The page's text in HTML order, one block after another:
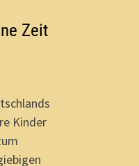
Zeit
Kinder